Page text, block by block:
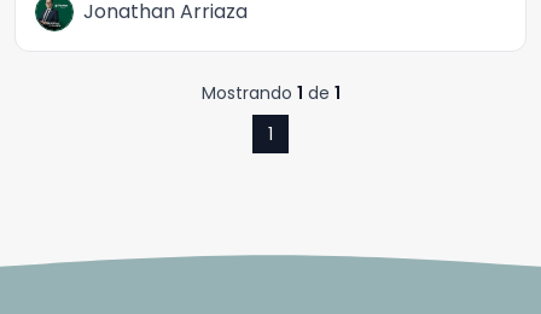
Jonathan Arriaza
Mostrando 1 de 1
1